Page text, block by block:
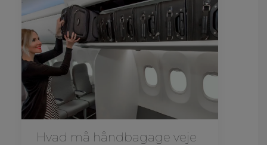
Hvad må håndbagage veje